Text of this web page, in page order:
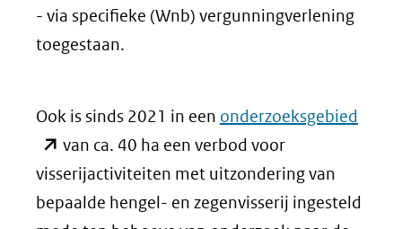
- via specifieke (Wnb) vergunningverlening
toegestaan.
Ook is sinds 2021 in een onderzoeksgebied
van ca. 40 ha een verbod voor
visserijactiviteiten met uitzondering van
bepaalde hengel- en zegenvisserij ingesteld